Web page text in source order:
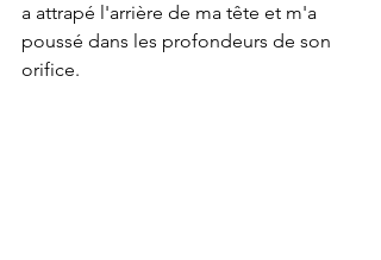
a attrapé l'arrière de ma tête et m'a
poussé dans les profondeurs de son
orifice.